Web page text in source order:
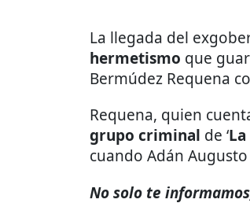
La llegada del
hermetismo que
Bermúdez Requena
Requena, quien
grupo criminal de ‘
cuando Adán
No solo te